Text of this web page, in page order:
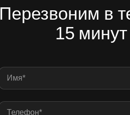
Перезвоним в
15 минут